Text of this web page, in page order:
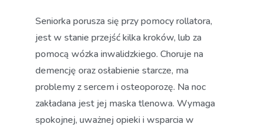
Seniorka porusza się przy pomocy rollatora,
jest w stanie przejść kilka kroków, lub za
pomocą wózka inwalidzkiego. Choruje na
demencję oraz osłabienie starcze, ma
problemy z sercem i osteoporozę. Na noc
zakładana jest jej maska tlenowa. Wymaga
spokojnej, uważnej opieki i wsparcia w